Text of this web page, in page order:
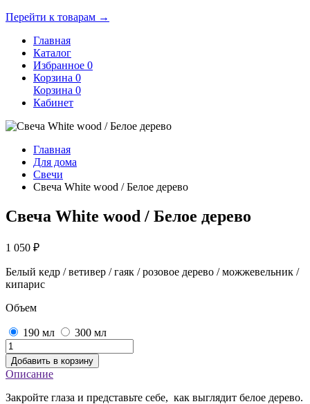
Перейти к товарам →
Главная
Каталог
Избранное 0
Корзина 0
Корзина 0
Кабинет
Главная
Для дома
Свечи
Свеча White wood / Белое дерево
Свеча White wood / Белое дерево
1 050 ₽
Белый кедр / ветивер / гаяк / розовое дерево / можжевельник /
кипарис
Объем
190 мл 300 мл
Добавить в корзину
Описание
Закройте глаза и представьте себе, как выглядит белое дерево.